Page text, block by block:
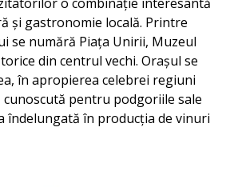
și gastronomie locală. Printre
se numără Piața Unirii, Muzeul
din centrul vechi. Orașul se
în apropierea celebrei regiuni
cunoscută pentru podgoriile sale
îndelungată în producția de vinuri